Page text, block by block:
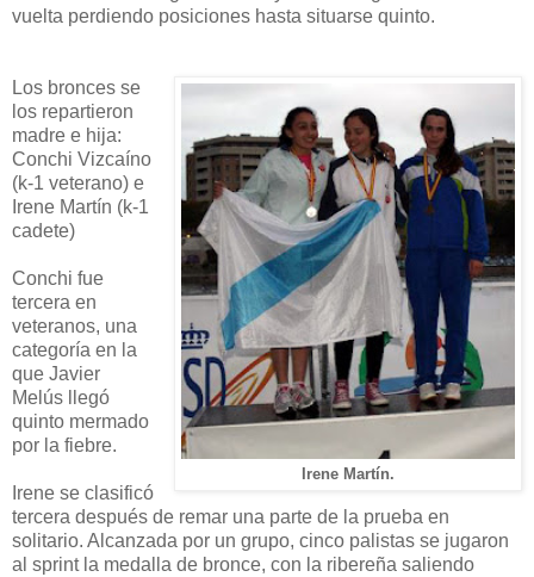
vuelta perdiendo posiciones hasta situarse quinto.
Irene Martín.
Los bronces se
los repartieron
madre e hija:
Conchi Vizcaíno
(k-1 veterano) e
Irene Martín (k-1
cadete)
Conchi fue
tercera en
veteranos, una
categoría en la
que Javier
Melús llegó
quinto mermado
por la fiebre.
Irene se clasificó
tercera después de remar una parte de la prueba en
solitario. Alcanzada por un grupo, cinco palistas se jugaron
al sprint la medalla de bronce, con la ribereña saliendo